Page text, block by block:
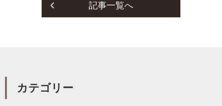
記事一覧へ
カテゴリー